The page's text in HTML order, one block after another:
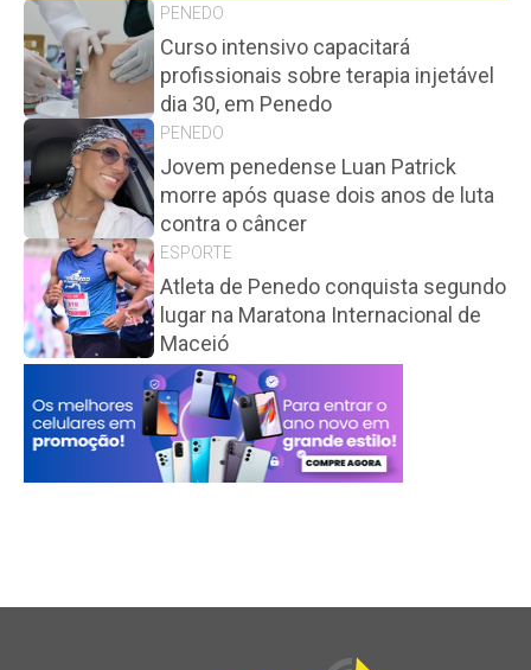
PENEDO
Curso intensivo capacitará
profissionais sobre terapia injetável
dia 30, em Penedo
PENEDO
Jovem penedense Luan Patrick
morre após quase dois anos de luta
contra o câncer
ESPORTE
Atleta de Penedo conquista segundo
lugar na Maratona Internacional de
Maceió